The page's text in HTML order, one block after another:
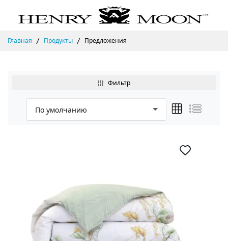
Главная Продукты Предложения
Фильтр